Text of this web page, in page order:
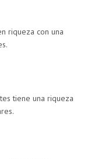
riqueza con una
tiene una riqueza